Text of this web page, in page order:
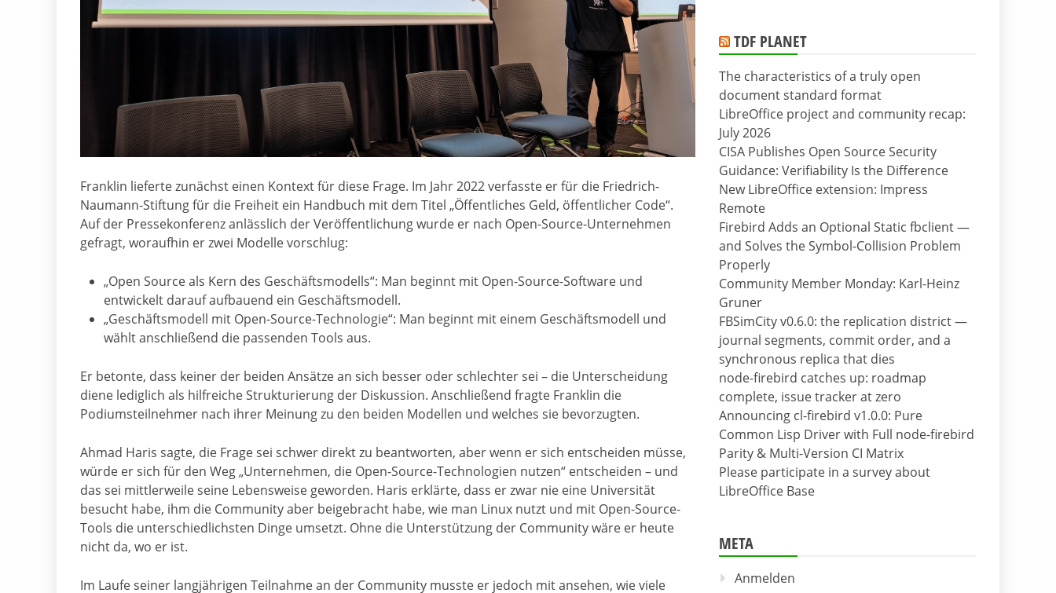
Franklin lieferte zunächst einen Kontext für diese Frage. Im Jahr 2022 verfasste er für die Friedrich-
Naumann-Stiftung für die Freiheit ein Handbuch mit dem Titel „Öffentliches Geld, öffentlicher Code“.
Auf der Pressekonferenz anlässlich der Veröffentlichung wurde er nach Open-Source-Unternehmen
gefragt, woraufhin er zwei Modelle vorschlug:
„Open Source als Kern des Geschäftsmodells“: Man beginnt mit Open-Source-Software und
entwickelt darauf aufbauend ein Geschäftsmodell.
„Geschäftsmodell mit Open-Source-Technologie“: Man beginnt mit einem Geschäftsmodell und
wählt anschließend die passenden Tools aus.
Er betonte, dass keiner der beiden Ansätze an sich besser oder schlechter sei – die Unterscheidung
diene lediglich als hilfreiche Strukturierung der Diskussion. Anschließend fragte Franklin die
Podiumsteilnehmer nach ihrer Meinung zu den beiden Modellen und welches sie bevorzugten.
Ahmad Haris sagte, die Frage sei schwer direkt zu beantworten, aber wenn er sich entscheiden müsse,
würde er sich für den Weg „Unternehmen, die Open-Source-Technologien nutzen“ entscheiden – und
das sei mittlerweile seine Lebensweise geworden. Haris erklärte, dass er zwar nie eine Universität
besucht habe, ihm die Community aber beigebracht habe, wie man Linux nutzt und mit Open-Source-
Tools die unterschiedlichsten Dinge umsetzt. Ohne die Unterstützung der Community wäre er heute
nicht da, wo er ist.
Im Laufe seiner langjährigen Teilnahme an der Community musste er jedoch mit ansehen, wie viele
TDF PLANET
The characteristics of a truly open
document standard format
LibreOffice project and community recap:
July 2026
CISA Publishes Open Source Security
Guidance: Verifiability Is the Difference
New LibreOffice extension: Impress
Remote
Firebird Adds an Optional Static fbclient —
and Solves the Symbol-Collision Problem
Properly
Community Member Monday: Karl-Heinz
Gruner
FBSimCity v0.6.0: the replication district —
journal segments, commit order, and a
synchronous replica that dies
node-firebird catches up: roadmap
complete, issue tracker at zero
Announcing cl-firebird v1.0.0: Pure
Common Lisp Driver with Full node-firebird
Parity & Multi-Version CI Matrix
Please participate in a survey about
LibreOffice Base
META
Anmelden